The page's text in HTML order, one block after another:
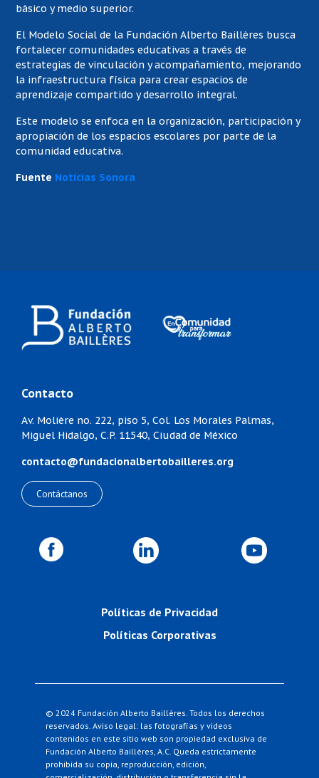
básico y medio superior.
El Modelo Social de la Fundación Alberto Baillères busca
fortalecer comunidades educativas a través de
estrategias de vinculación y acompañamiento, mejorando
la infraestructura física para crear espacios de
aprendizaje compartido y desarrollo integral.
Este modelo se enfoca en la organización, participación y
apropiación de los espacios escolares por parte de la
comunidad educativa.
Fuente Noticias Sonora
Contacto
Av. Molière no. 222, piso 5, Col. Los Morales Palmas,
Miguel Hidalgo, C.P. 11540, Ciudad de México
contacto@fundacionalbertobailleres.org
Contáctanos
Políticas de Privacidad
Políticas Corporativas
© 2024 Fundación Alberto Baillères. Todos los derechos
reservados.Aviso legal: las fotografías y videos
contenidos en este sitio web son propiedad exclusiva de
Fundación Alberto Baillères, A.C. Queda estrictamente
prohibida su copia, reproducción, edición,